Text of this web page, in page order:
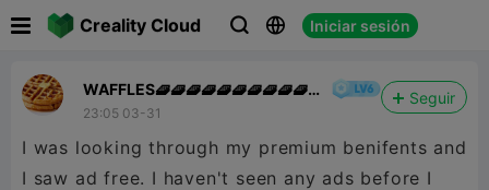
Creality Cloud   Iniciar sesión
WAFFLES🧇🧇🧇🧇🧇🧇🧇🧇🧇🧇
👍
23:05 03-31
Seguir
I was looking through my premium benifents and
I saw ad free. I haven't seen any ads before I